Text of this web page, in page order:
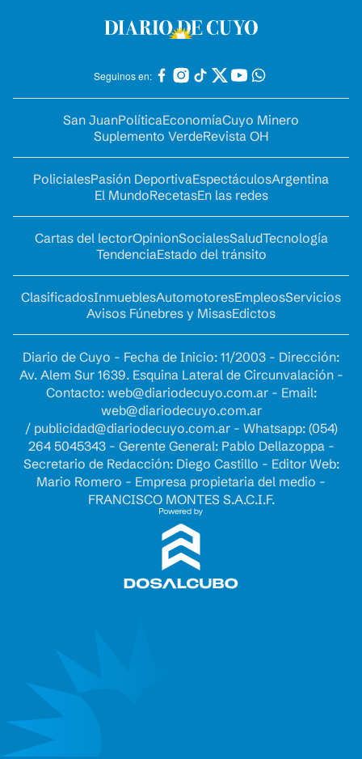
Seguinos en:
San JuanPolíticaEconomíaCuyo Minero
Suplemento VerdeRevista OH
PolicialesPasión DeportivaEspectáculosArgentina
El MundoRecetasEn las redes
Cartas del lectorOpinionSocialesSaludTecnología
TendenciaEstado del tránsito
ClasificadosInmueblesAutomotoresEmpleosServicios
Avisos Fúnebres y MisasEdictos
Diario de Cuyo - Fecha de Inicio: 11/2003 - Dirección:
Av. Alem Sur 1639. Esquina Lateral de Circunvalación -
Contacto: web@diariodecuyo.com.ar- Email:
web@diariodecuyo.com.ar
/ publicidad@diariodecuyo.com.ar- Whatsapp: (054)
264 5045343 - Gerente General: Pablo Dellazoppa -
Secretario de Redacción: Diego Castillo - Editor Web:
Mario Romero - Empresa propietaria del medio -
FRANCISCO MONTES S.A.C.I.F.